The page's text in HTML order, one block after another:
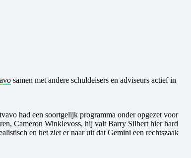
samen met andere schuldeisers en adviseurs actief in
had een soortgelijk programma onder opgezet voor
Cameron Winklevoss, hij valt Barry Silbert hier hard
en het ziet er naar uit dat Gemini een rechtszaak